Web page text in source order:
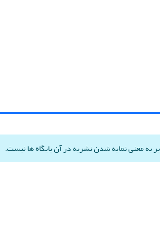
به معنی نمایه شدن نشریه در آن پایگاه ها نیست.